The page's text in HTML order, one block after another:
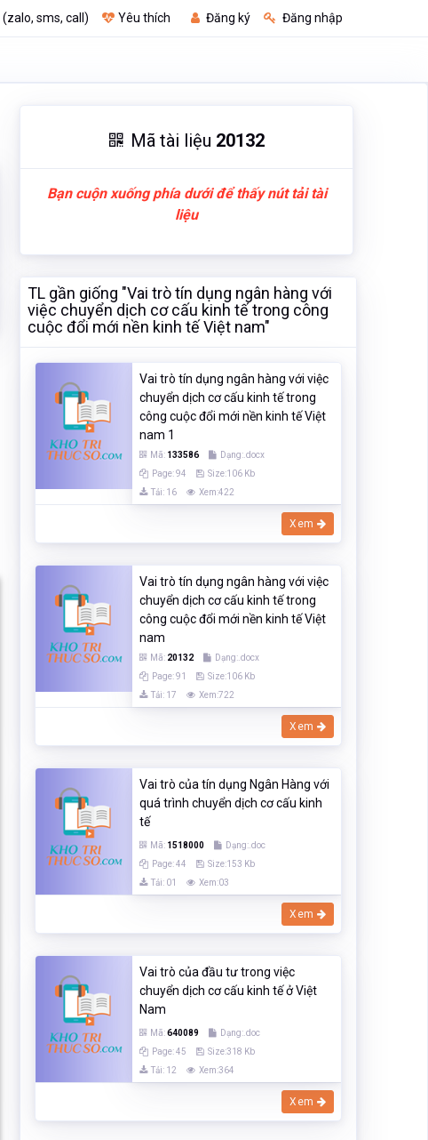
(zalo, sms, call) Yêu thích Đăng ký Đăng nhập
Mã tài liệu 20132
Bạn cuộn xuống phía dưới để thấy nút tải tài
liệu
TL gần giống "Vai trò tín dụng ngân hàng với
việc chuyển dịch cơ cấu kinh tế trong công
cuộc đổi mới nền kinh tế Việt nam"
Vai trò tín dụng ngân hàng với việc
chuyển dịch cơ cấu kinh tế trong
công cuộc đổi mới nền kinh tế Việt
nam 1
Mã: 133586
Dạng:.docx
Page: 94
Size:106 Kb
Tải: 16
Xem:422
Xem
Vai trò tín dụng ngân hàng với việc
chuyển dịch cơ cấu kinh tế trong
công cuộc đổi mới nền kinh tế Việt
nam
Mã: 20132
Dạng:.docx
Page: 91
Size:106 Kb
Tải: 17
Xem:722
Xem
Vai trò của tín dụng Ngân Hàng với
quá trình chuyển dịch cơ cấu kinh
tế
Mã: 1518000
Dạng:.doc
Page: 44
Size:153 Kb
Tải: 01
Xem:03
Xem
Vai trò của đầu tư trong việc
chuyển dịch cơ cấu kinh tế ở Việt
Nam
Mã:640089
Dạng:.doc
Page: 45
Size:318 Kb
Tải: 12
Xem:364
Xem